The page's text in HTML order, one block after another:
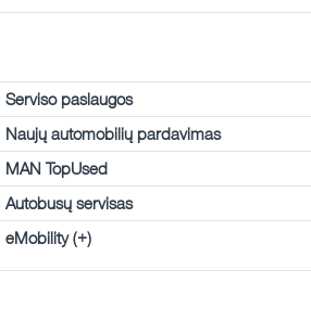
Serviso paslaugos
Naujų automobilių pardavimas
MAN TopUsed
Autobusų servisas
eMobility (+)